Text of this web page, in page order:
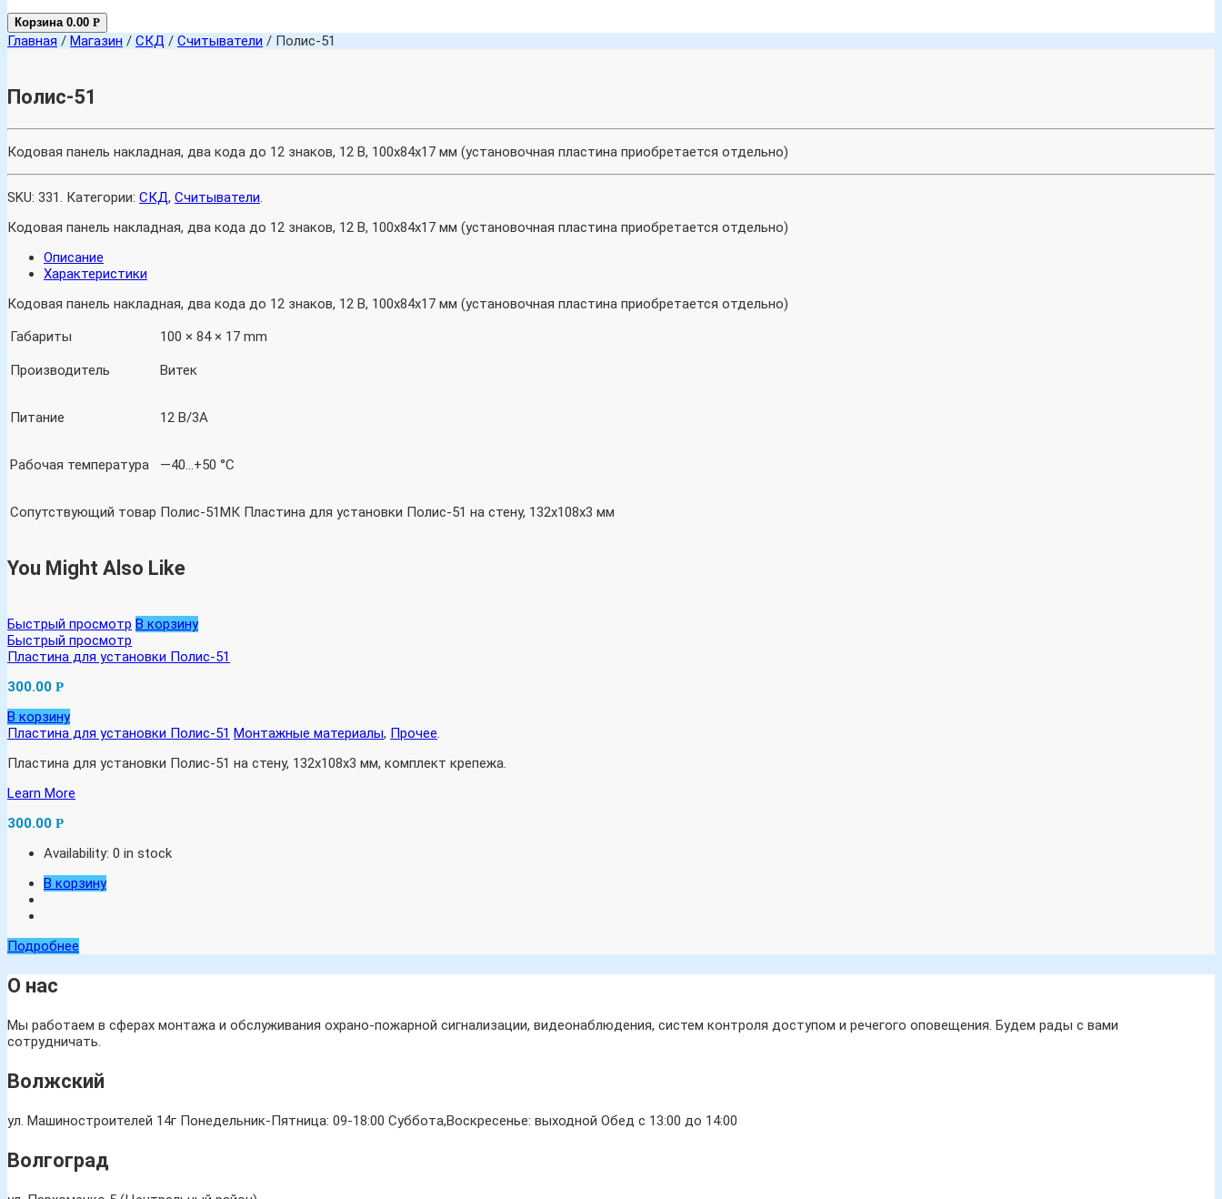
Корзина 0.00 Р
Главная / Магазин / СКД / Считыватели / Полис-51
Полис-51
Кодовая панель накладная, два кода до 12 знаков, 12 В, 100х84х17 мм (установочная пластина приобретается отдельно)
SKU: 331. Категории: СКД, Считыватели.
Кодовая панель накладная, два кода до 12 знаков, 12 В, 100х84х17 мм (установочная пластина приобретается отдельно)
Описание
Характеристики
Кодовая панель накладная, два кода до 12 знаков, 12 В, 100х84х17 мм (установочная пластина приобретается отдельно)
Габариты
100 × 84 × 17 mm
Производитель Витек
Питание 12 В/3A
Рабочая температура —40…+50 °C
Сопутствующий товар Полис-51МК Пластина для установки Полис-51 на стену, 132х108х3 мм
You Might Also Like
Быстрый просмотр В корзину
Быстрый просмотр
Пластина для установки Полис-51
300.00 Р
В корзину
Пластина для установки Полис-51 Монтажные материалы, Прочее.
Пластина для установки Полис-51 на стену, 132х108х3 мм, комплект крепежа.
Learn More
300.00 Р
Availability: 0 in stock
В корзину
Подробнее
О нас
Мы работаем в сферах монтажа и обслуживания охрано-пожарной сигнализации, видеонаблюдения, систем контроля доступом и речегого оповещения. Будем рады с вами
сотрудничать.
Волжский
ул. Машиностроителей 14г Понедельник-Пятница: 09-18:00 Суббота,Воскресенье: выходной Обед с 13:00 до 14:00
Волгоград